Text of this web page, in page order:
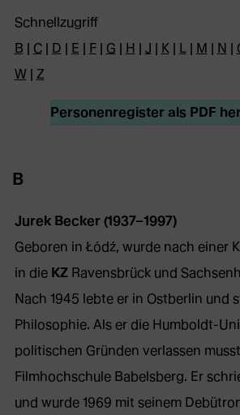
Schnellzugriff
B | C| D | E | F| G | H | J | K| L | M | N |
W| Z
Personenregister als PDF
B
Jurek Becker (1937–1997)
Geboren in Łódź, wurde nach einer
in die KZ Ravensbrück und
Nach 1945 lebte er in Ostberlin und
Philosophie. Als er die Humboldt-
politischen Gründen verlassen
Filmhochschule Babelsberg. Er
und wurde 1969 mit seinem